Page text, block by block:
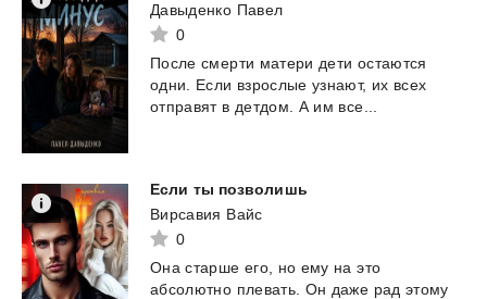
Давыденко Павел
0
После смерти матери дети остаются
одни.
Если взрослые узнают, их всех
отправят в детдом. А им все...
Если ты позволишь
Вирсавия Вайс
0
Она старше его, но ему на это
абсолютно плевать. Он даже рад этому